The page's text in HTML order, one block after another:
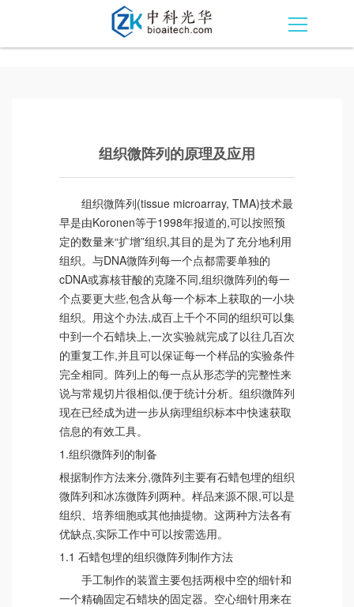
组织微阵列的原理及应用
组织微阵列(tissue microarray, TMA)技术最
早是由Koronen等于1998年报道的,可以按照预
定的数量来“扩增”组织,其目的是为了充分地利用
组织。与DNA微阵列每一个点都需要单独的
cDNA或寡核苷酸的克隆不同,组织微阵列的每一
个点要更大些,包含从每一个标本上获取的一小块
组织。用这个办法,成百上千个不同的组织可以集
中到一个石蜡块上,一次实验就完成了以往几百次
的重复工作,并且可以保证每一个样品的实验条件
完全相同。阵列上的每一点从形态学的完整性来
说与常规切片很相似,便于统计分析。组织微阵列
现在已经成为进一步从病理组织标本中快速获取
信息的有效工具。
1.组织微阵列的制备
根据制作方法来分,微阵列主要有石蜡包埋的组织
微阵列和冰冻微阵列两种。样品来源不限,可以是
组织、培养细胞或其他抽提物。这两种方法各有
优缺点,实际工作中可以按需选用。
1.1 石蜡包埋的组织微阵列制作方法
手工制作的装置主要包括两根中空的细针和
一个精确固定石蜡块的固定器。空心细针用来在